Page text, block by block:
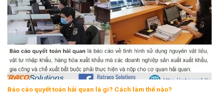
Báo cáo quyết toán hải quan là gì? Cách làm thế nào?